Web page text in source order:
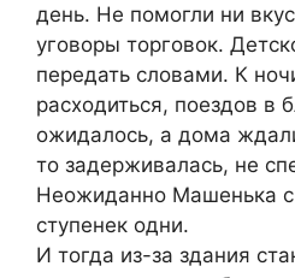
день. Не помогли ни
уговоры торговок.
передать словами. К
расходиться, поездов
ожидалось, а дома
то задерживалась, не
Неожиданно Машенька с
ступенек одни.
И тогда из-за здания